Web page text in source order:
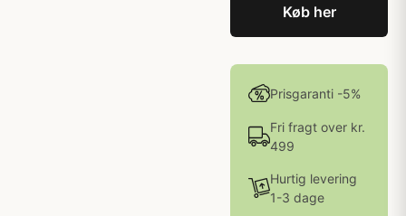
Køb her
Prisgaranti -5%
Fri fragt over kr.
499
Hurtig levering
1-3 dage